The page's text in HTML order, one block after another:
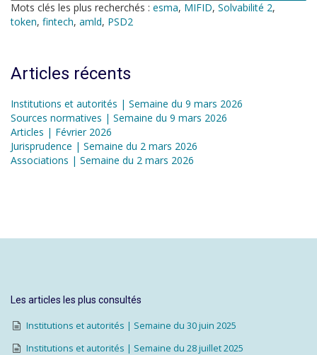
Mots clés les plus recherchés : esma, MIFID, Solvabilité 2,
token, fintech, amld, PSD2
Articles récents
Institutions et autorités | Semaine du 9 mars 2026
Sources normatives | Semaine du 9 mars 2026
Articles | Février 2026
Jurisprudence | Semaine du 2 mars 2026
Associations | Semaine du 2 mars 2026
Les articles les plus consultés
Institutions et autorités | Semaine du 30 juin 2025
Institutions et autorités | Semaine du 28 juillet 2025